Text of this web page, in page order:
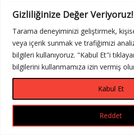
Gizliliğinize Değer Veriyoruz!
Tarama deneyiminizi geliştirmek,
veya içerik sunmak ve trafiğimizi
bilgileri kullanıyoruz. "Kabul Et"i
bilgilerini kullanmamıza izin vermiş
Reddet
Kabul Et
Tomoloji Dental Mesajı Nedir?
6 Ağustos 2026 0